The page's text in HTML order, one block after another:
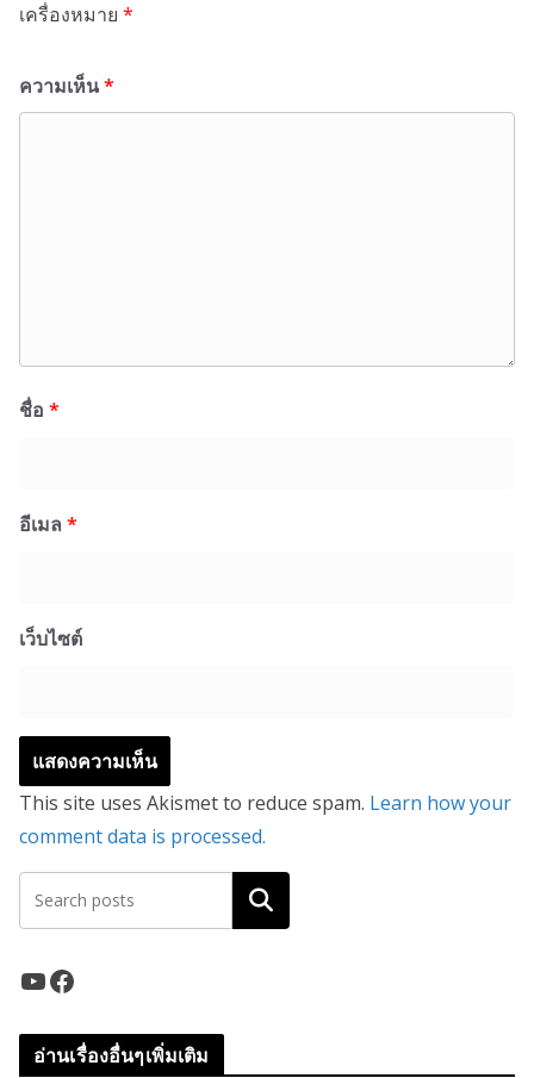
เครื่องหมาย *
ความเห็น*
ชื่อ *
อีเมล *
เว็บไซต์
This site uses Akismet to reduce spam. Learn how your
comment data is processed.
ค้นหา
YouTube Facebook
อ่านเรื่องอื่นๆเพิ่มเติม